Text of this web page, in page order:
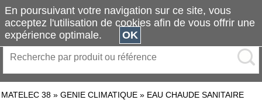
MATELEC 38 » GENIE CLIMATIQUE » EAU CHAUDE SANITAIRE
En poursuivant votre navigation sur ce site, vous
acceptez l'utilisation de cookies afin de vous offrir une
expérience optimale.
OK